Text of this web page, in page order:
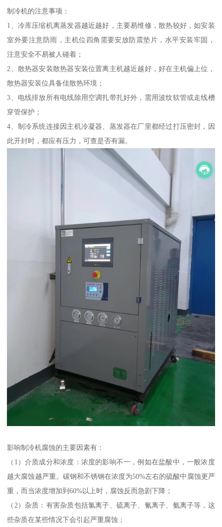
制冷机的注意事项：
1、冷库压缩机离蒸发器越近越好，主要易维修，散热较好，如安装
室外要注意防雨，主机位四角需要安放防震垫片，水平安装牢固，
注意安全不易被人碰着；
2、散热器安装散热器安装位置离主机越近越好，好在主机偏上位，
散热器安装位具备佳散热环境；
3、电线排放所有电线除用空调扎带扎好外，需用波纹软管或走线槽
穿管保护；
4、制冷系统连接因主机冷凝器、蒸发器在厂里都经过打压密封，因
此开封时，都应有压力，可查是否有漏。
影响制冷机腐蚀的主要因素有：
（1）介质成分和浓度：浓度的影响不一，例如在盐酸中，一般浓度
越大腐蚀越严重。碳钢和不锈钢在浓度为50%左右的硫酸中腐蚀更严
重，而当浓度增加到60%以上时，腐蚀反而急剧下降；
（2）杂质：有害杂质包括氯离子、硫离子、氰离子、氨离子等，这
些杂质在某些情况下会引起严重腐蚀；